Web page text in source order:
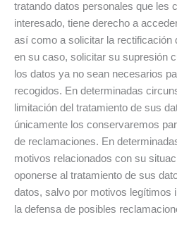
tratando datos personales que les
interesado, tiene derecho a
así como a solicitar la rectificación
en su caso, solicitar su supresión
los datos ya no sean necesarios
recogidos. En determinadas
limitación del tratamiento de sus
únicamente los conservaremos
de reclamaciones. En
motivos relacionados con su
oponerse al tratamiento de sus
datos, salvo por motivos legítimos
la defensa de posibles